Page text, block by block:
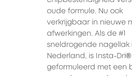
oude formule. Nu ook
verkrijgbaar in nieuwe
afwerkingen. Als de #1
sneldrogende nagellak
Nederland, is Insta-Dri®
geformuleerd met een